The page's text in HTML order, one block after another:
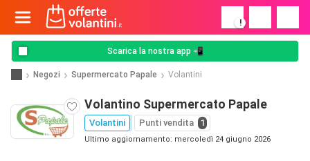
!
Scarica la nostra app 📲
Negozi Supermercato Papale Volantini
Volantino Supermercato Papale
Volantini Punti vendita 1
Ultimo aggiornamento: mercoledì 24 giugno 2026